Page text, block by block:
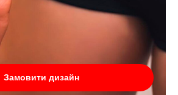
Замовити дизайн